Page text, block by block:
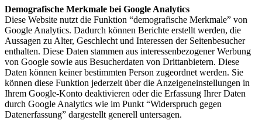
Demografische Merkmale bei Google Analytics
Diese Website nutzt die Funktion “demografische Merkmale” von
Google Analytics. Dadurch können Berichte erstellt werden, die
Aussagen zu Alter, Geschlecht und Interessen der Seitenbesucher
enthalten. Diese Daten stammen aus interessenbezogener Werbung
von Google sowie aus Besucherdaten von Drittanbietern. Diese
Daten können keiner bestimmten Person zugeordnet werden. Sie
können diese Funktion jederzeit über die Anzeigeneinstellungen in
Ihrem Google-Konto deaktivieren oder die Erfassung Ihrer Daten
durch Google Analytics wie im Punkt “Widerspruch gegen
Datenerfassung” dargestellt generell untersagen.